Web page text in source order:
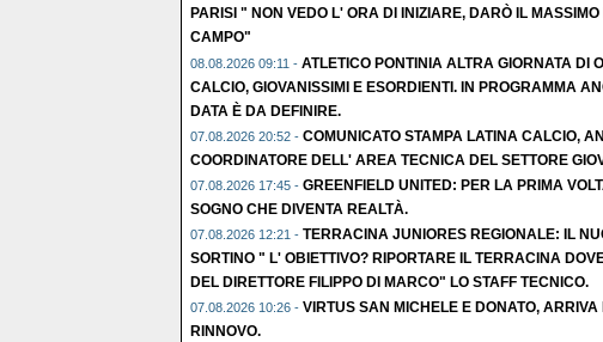
PARISI " NON VEDO L' ORA DI INIZIARE, DARÒ IL
CAMPO"
08.08.2026 09:11 - ATLETICO PONTINIA ALTRA GIORNATA DI
CALCIO, GIOVANISSIMI E ESORDIENTI. IN PROGRAMMA
DATA È DA DEFINIRE.
07.08.2026 20:52 - COMUNICATO STAMPA LATINA CALCIO,
COORDINATORE DELL' AREA TECNICA DEL SETTORE
07.08.2026 17:45 - GREENFIELD UNITED: PER LA PRIMA
SOGNO CHE DIVENTA REALTÀ.
07.08.2026 12:21 - TERRACINA JUNIORES REGIONALE: IL
SORTINO " L' OBIETTIVO? RIPORTARE IL TERRACINA
DEL DIRETTORE FILIPPO DI MARCO" LO STAFF TECNICO.
07.08.2026 10:26 - VIRTUS SAN MICHELE E DONATO,
RINNOVO.